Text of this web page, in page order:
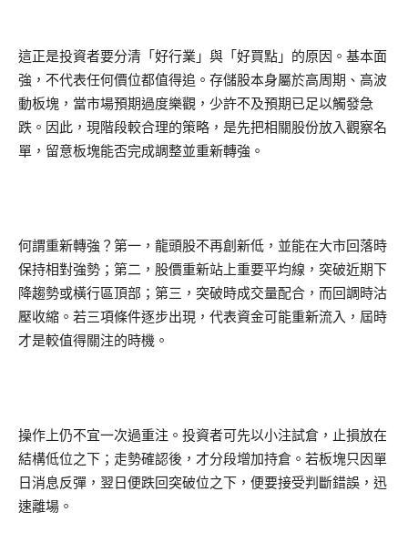
這正是投資者要分清「好行業」與「好買點」的原因。基本面
強，不代表任何價位都值得追。存儲股本身屬於高周期、高波
動板塊，當市場預期過度樂觀，少許不及預期已足以觸發急
跌。因此，現階段較合理的策略，是先把相關股份放入觀察名
單，留意板塊能否完成調整並重新轉強。
何謂重新轉強？第一，龍頭股不再創新低，並能在大市回落時
保持相對強勢；第二，股價重新站上重要平均線，突破近期下
降趨勢或橫行區頂部；第三，突破時成交量配合，而回調時沽
壓收縮。若三項條件逐步出現，代表資金可能重新流入，屆時
才是較值得關注的時機。
操作上仍不宜一次過重注。投資者可先以小注試倉，止損放在
結構低位之下；走勢確認後，才分段增加持倉。若板塊只因單
日消息反彈，翌日便跌回突破位之下，便要接受判斷錯誤，迅
速離場。